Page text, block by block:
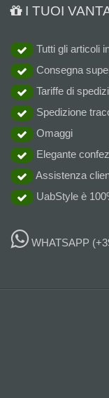
I TUOI
Tutti gli articoli
Consegna
Tariffe di
Spedizione
Omaggi
Elegante
Assistenza
UabStyle è
WHATSAPP